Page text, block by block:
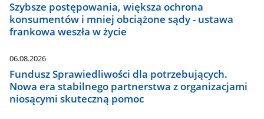
Szybsze postępowania, większa ochrona
konsumentów i mniej obciążone sądy - ustawa
frankowa weszła w życie
06.08.2026
Fundusz Sprawiedliwości dla potrzebujących.
Nowa era stabilnego partnerstwa z organizacjami
niosącymi skuteczną pomoc